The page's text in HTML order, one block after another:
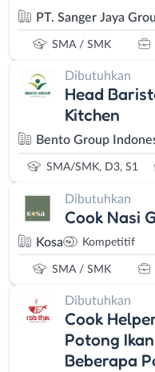
PT. Sanger Jaya
SMA / SMK
Dibutuhkan
Head
Kitchen
Bento Group
SMA/SMK, D3, S1
Dibutuhkan
Cook Nasi
Kosa Kompetitif
SMA / SMK
Dibutuhkan
Cook
Potong
Beberapa